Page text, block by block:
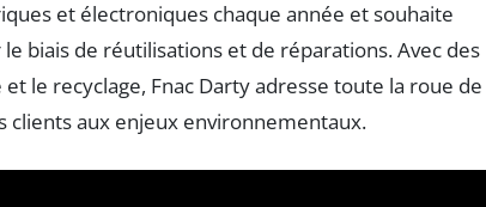
et électroniques chaque année et souhaite
biais de réutilisations et de réparations. Avec des
le recyclage, Fnac Darty adresse toute la roue de
clients aux enjeux environnementaux.